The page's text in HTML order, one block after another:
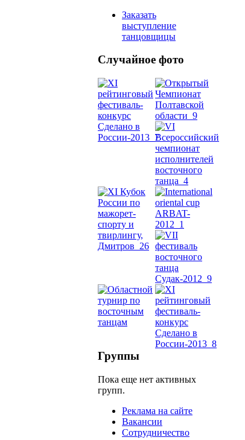
Заказать
выступление
танцовщицы
Случайное фото
Belly
Группы
Пока еще нет активных
групп.
Реклама на сайте
Вакансии
Сотрудничество